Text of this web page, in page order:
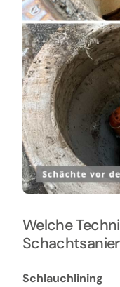
Welche
Schlauchlining